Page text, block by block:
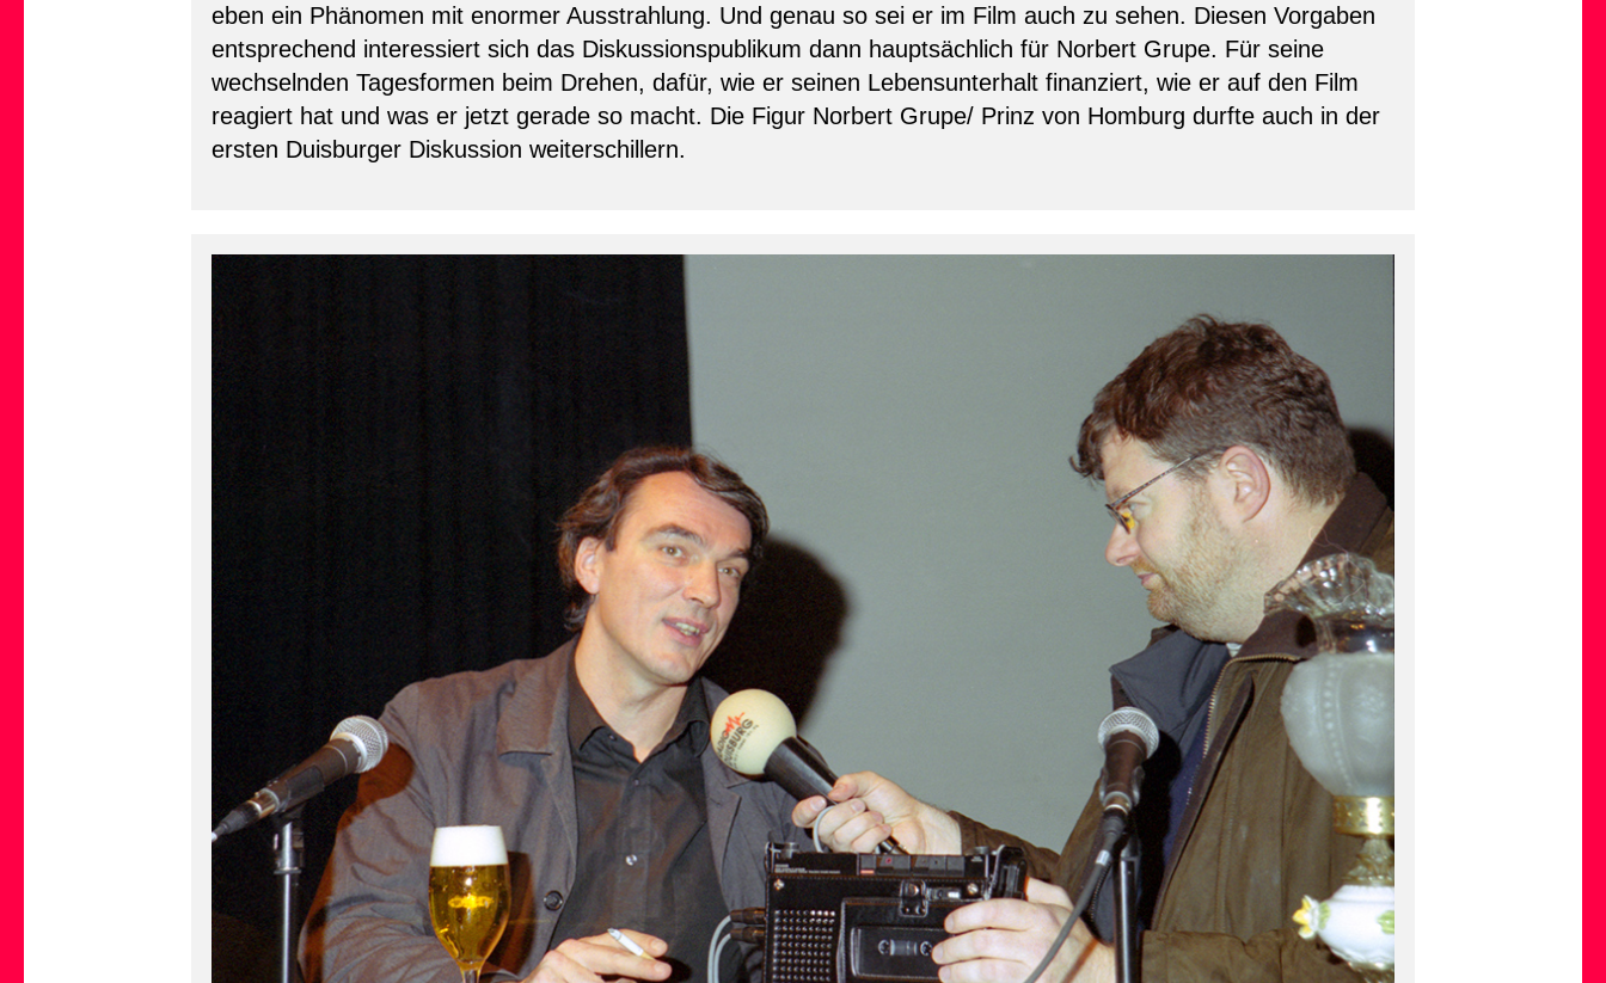
eben ein Phänomen mit enormer Ausstrahlung. Und genau so sei er im Film auch zu sehen. Diesen Vorgaben
entsprechend interessiert sich das Diskussionspublikum dann hauptsächlich für Norbert Grupe. Für seine
wechselnden Tagesformen beim Drehen, dafür, wie er seinen Lebensunterhalt finanziert, wie er auf den Film
reagiert hat und was er jetzt gerade so macht. Die Figur Norbert Grupe/ Prinz von Homburg durfte auch in der
ersten Duisburger Diskussion weiterschillern.